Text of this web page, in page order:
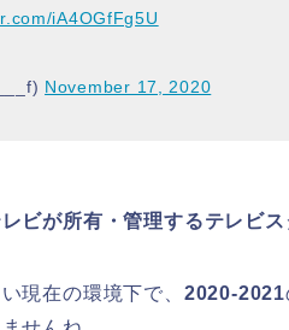
iA4OGfFg5U
November 17, 2020
レビが所有・管理するテレビス
現在の環境下で、 2020-2021